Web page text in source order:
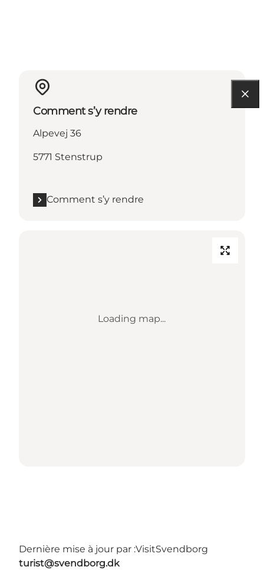
Comment s’y rendre
Alpevej 36
5771 Stenstrup
Comment s’y rendre
Loading map...
Dernière mise à jour par :VisitSvendborg
turist@svendborg.dk